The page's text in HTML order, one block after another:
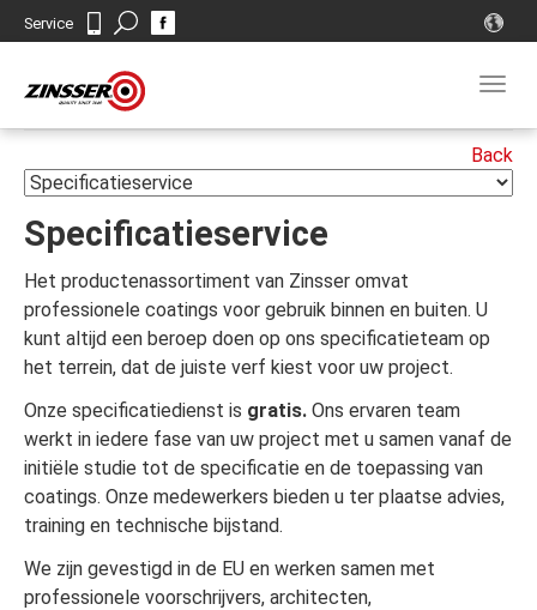
Service ContactSearch
Specificatieservice
Het productenassortiment van Zinsser omvat
professionele coatings voor gebruik binnen en buiten. U
kunt altijd een beroep doen op ons specificatieteam op
het terrein, dat de juiste verf kiest voor uw project.
Onze specificatiedienst is gratis. Ons ervaren team
werkt in iedere fase van uw project met u samen vanaf de
initiële studie tot de specificatie en de toepassing van
coatings. Onze medewerkers bieden u ter plaatse advies,
training en technische bijstand.
We zijn gevestigd in de EU en werken samen met
professionele voorschrijvers, architecten,